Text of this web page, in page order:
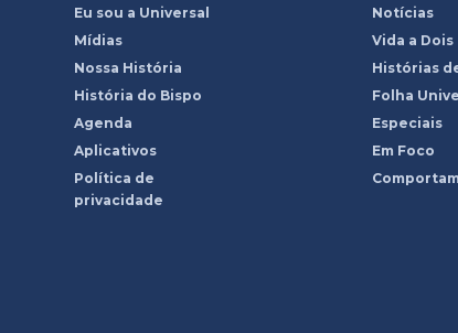
Eu sou a Universal
Mídias
Nossa História
História do Bispo
Agenda
Aplicativos
Política de
privacidade
Notícias
Vida a Dois
Histórias
Folha
Especiais
Em Foco